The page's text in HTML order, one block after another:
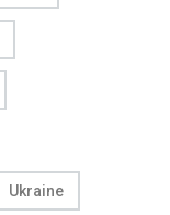
Ukraine